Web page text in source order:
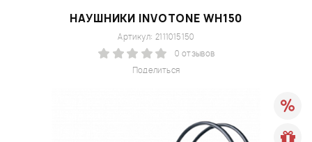
НАУШНИКИ INVOTONE WH150
Поделиться
Артикул: 2111015150
0 отзывов